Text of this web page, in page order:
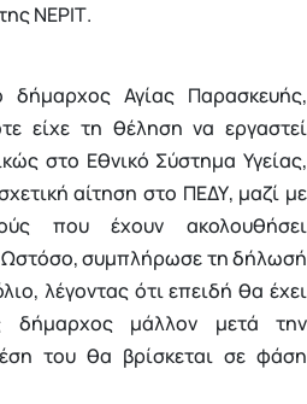
ΝΕΡΙΤ.
Αγίας Παρασκευής,
είχε τη θέληση να εργαστεί
στο Εθνικό Σύστημα Υγείας,
αίτηση στο ΠΕΔΥ, μαζί με
που έχουν ακολουθήσει
Ωστόσο, συμπλήρωσε τη δήλωσή
λέγοντας ότι επειδή θα έχει
μάλλον μετά την
του θα βρίσκεται σε φάση